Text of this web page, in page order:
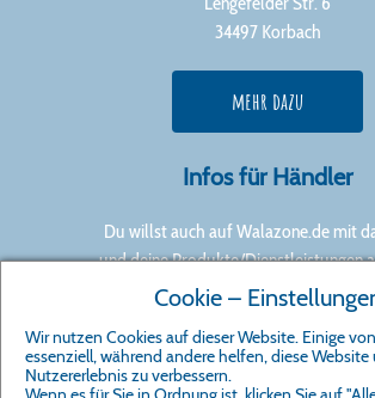
34497 Korbach
mehr dazu
Infos für Händler
Du willst auch auf Walazone.de mit
und deine Produkte/Dienstleistungen
mitmachen
Cookie –
Wir nutzen Cookies auf dieser Website. Einige
essenziell, während andere helfen, diese Website
Nutzererlebnis zu verbessern.